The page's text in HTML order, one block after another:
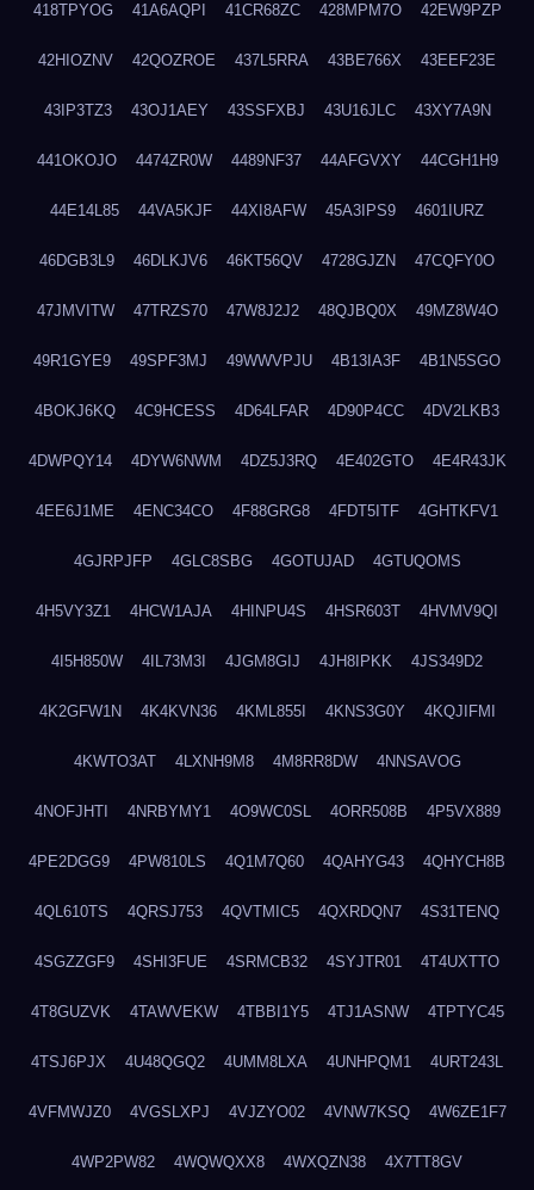
418TPYOG 41A6AQPI 41CR68ZC 428MPM7O 42EW9PZP
42HIOZNV 42QOZROE 437L5RRA 43BE766X 43EEF23E
43IP3TZ3 43OJ1AEY 43SSFXBJ 43U16JLC 43XY7A9N
441OKOJO 4474ZR0W 4489NF37 44AFGVXY 44CGH1H9
44E14L85 44VA5KJF 44XI8AFW 45A3IPS9 4601IURZ
46DGB3L9 46DLKJV6 46KT56QV 4728GJZN 47CQFY0O
47JMVITW 47TRZS70 47W8J2J2 48QJBQ0X 49MZ8W4O
49R1GYE9 49SPF3MJ 49WWVPJU 4B13IA3F 4B1N5SGO
4BOKJ6KQ 4C9HCESS 4D64LFAR 4D90P4CC 4DV2LKB3
4DWPQY14 4DYW6NWM 4DZ5J3RQ 4E402GTO 4E4R43JK
4EE6J1ME 4ENC34CO 4F88GRG8 4FDT5ITF 4GHTKFV1
4GJRPJFP 4GLC8SBG 4GOTUJAD 4GTUQOMS
4H5VY3Z1 4HCW1AJA 4HINPU4S 4HSR603T 4HVMV9QI
4I5H850W 4IL73M3I 4JGM8GIJ 4JH8IPKK 4JS349D2
4K2GFW1N 4K4KVN36 4KML855I 4KNS3G0Y 4KQJIFMI
4KWTO3AT 4LXNH9M8 4M8RR8DW 4NNSAVOG
4NOFJHTI 4NRBYMY1 4O9WC0SL 4ORR508B 4P5VX889
4PE2DGG9 4PW810LS 4Q1M7Q60 4QAHYG43 4QHYCH8B
4QL610TS 4QRSJ753 4QVTMIC5 4QXRDQN7 4S31TENQ
4SGZZGF9 4SHI3FUE 4SRMCB32 4SYJTR01 4T4UXTTO
4T8GUZVK 4TAWVEKW 4TBBI1Y5 4TJ1ASNW 4TPTYC45
4TSJ6PJX 4U48QGQ2 4UMM8LXA 4UNHPQM1 4URT243L
4VFMWJZ0 4VGSLXPJ 4VJZYO02 4VNW7KSQ 4W6ZE1F7
4WP2PW82 4WQWQXX8 4WXQZN38 4X7TT8GV